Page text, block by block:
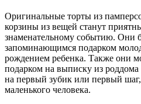
Оригинальные торты из
корзины из вещей cтанут
знаменательному событию. Они
запоминающимся подарком
рождением ребенка. Также они
подарком на выписку из
на первый зубик или первый
маленького человека.